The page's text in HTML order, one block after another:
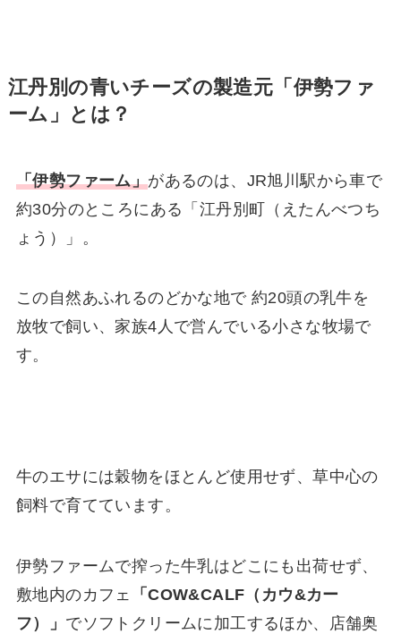
江丹別の青いチーズの製造元「伊勢ファ
ーム」とは？
「伊勢ファーム」があるのは、JR旭川駅から車で
約30分のところにある「江丹別町（えたんべつち
ょう）」。
この自然あふれるのどかな地で 約20頭の乳牛を
放牧で飼い、家族4人で営んでいる小さな牧場で
す。
牛のエサには穀物をほとんど使用せず、草中心の
飼料で育てています。
伊勢ファームで搾った牛乳はどこにも出荷せず、
敷地内のカフェ
「COW&CALF（カウ&カー
フ）」 でソフトクリームに加工するほか、店舗奥